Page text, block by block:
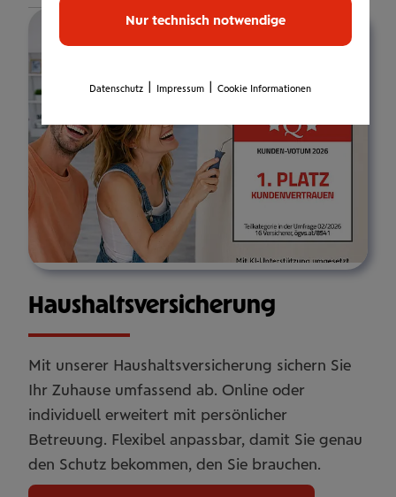
Haus­halts­ver­si­che­rung
Mit unserer Haushaltsversicherung sichern Sie
Ihr Zuhause umfassend ab. Online oder
individuell erweitert mit persönlicher
Betreuung. Flexibel anpassbar, damit Sie genau
den Schutz bekommen, den Sie brauchen.
Nur technisch notwendige
Datenschutz Impressum Cookie Informationen